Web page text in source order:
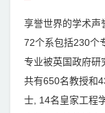
享誉世界的学术声
72个系包括230个
专业被英国政府研
共有650名教授和
士, 14名皇家工程